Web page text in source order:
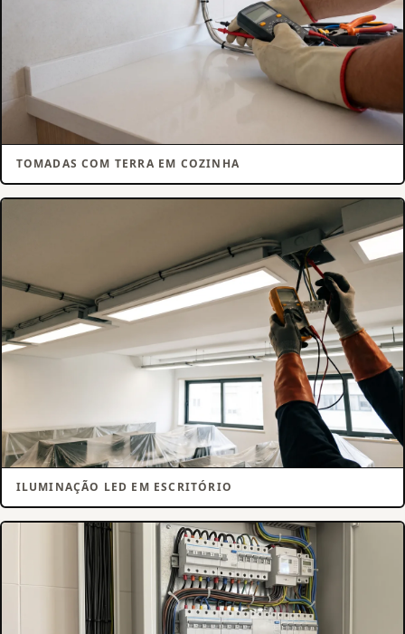
TOMADAS COM TERRA EM COZINHA
ILUMINAÇÃO LED EM ESCRITÓRIO